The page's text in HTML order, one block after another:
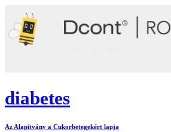
diabetes
Az Alapítvány a Cukorbetegekért lapja